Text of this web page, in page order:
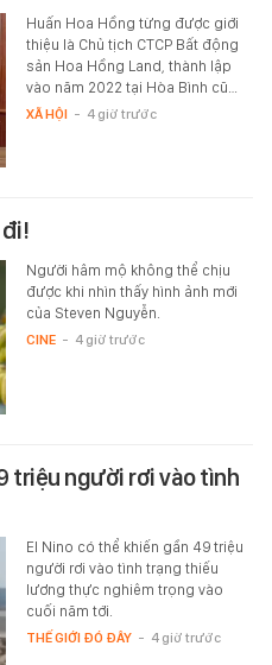
Huấn Hoa Hồng từng được giới
thiệu là Chủ tịch CTCP Bất động
sản Hoa Hồng Land, thành lập
vào năm 2022 tại Hòa Bình cũ…
XÃ HỘI - 4 giờ trước
Người hâm mộ không thể chịu
được khi nhìn thấy hình ảnh mới
của Steven Nguyễn.
CINE - 4 giờ trước
triệu người rơi vào tình
El Nino có thể khiến gần 49 triệu
người rơi vào tình trạng thiếu
lương thực nghiêm trọng vào
cuối năm tới.
THẾ GIỚI ĐÓ ĐÂY - 4 giờ trước